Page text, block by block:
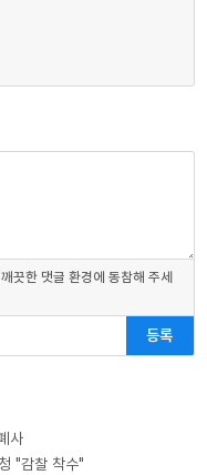
끗한 댓글 환경에 동참해 주세
등록
사
"감찰 착수"